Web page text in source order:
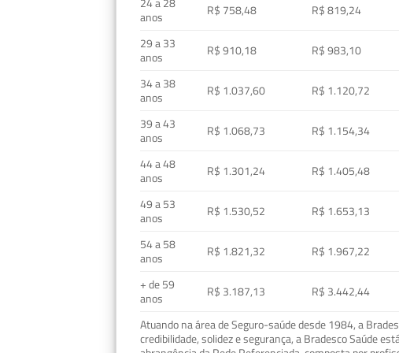
anos
R$ 758,48 R$ 819,24
29 a 33
anos
R$ 910,18 R$ 983,10
34 a 38
anos
R$ 1.037,60 R$ 1.120,72
39 a 43
anos
R$ 1.068,73 R$ 1.154,34
44 a 48
anos
R$ 1.301,24 R$ 1.405,48
49 a 53
anos
R$ 1.530,52 R$ 1.653,13
54 a 58
anos
R$ 1.821,32 R$ 1.967,22
+ de 59
anos
R$ 3.187,13 R$ 3.442,44
Atuando na área de Seguro-saúde desde 1984, a
credibilidade, solidez e segurança, a Bradesco Saúde